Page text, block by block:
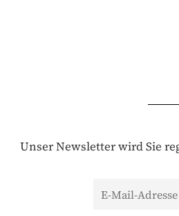
Unser Newsletter wird Sie